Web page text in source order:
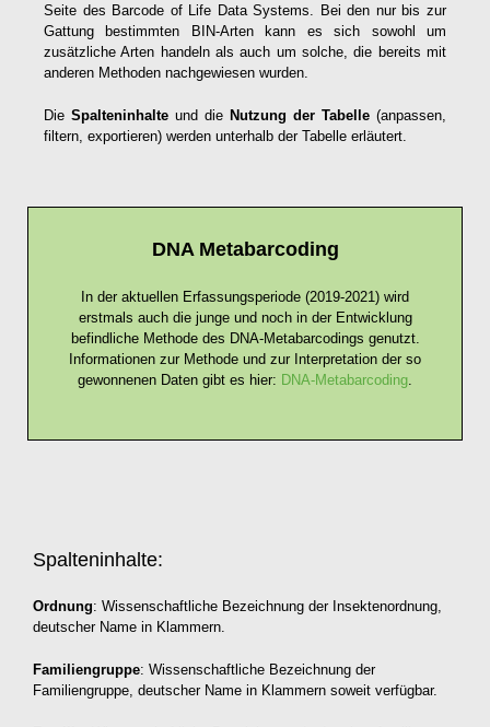
Seite des Barcode of Life Data Systems. Bei den nur bis zur
Gattung bestimmten BIN-Arten kann es sich sowohl um
zusätzliche Arten handeln als auch um solche, die bereits mit
anderen Methoden nachgewiesen wurden.
Die Spalteninhalte und die Nutzung der Tabelle (anpassen,
filtern, exportieren) werden unterhalb der Tabelle erläutert.
DNA Metabarcoding
In der aktuellen Erfassungsperiode (2019-2021) wird
erstmals auch die junge und noch in der Entwicklung
befindliche Methode des DNA-Metabarcodings genutzt.
Informationen zur Methode und zur Interpretation der so
gewonnenen Daten gibt es hier: DNA-Metabarcoding
Spalteninhalte:
Ordnung: Wissenschaftliche Bezeichnung der Insektenordnung,
deutscher Name in Klammern.
Familiengruppe: Wissenschaftliche Bezeichnung der
Familiengruppe, deutscher Name in Klammern soweit verfügbar.